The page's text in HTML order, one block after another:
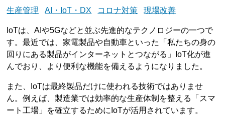
生産管理
AI・IoT・DX コロナ対策 現場改善
IoTは、AIや5Gなどと並ぶ先進的なテクノロジーの一つで
す。最近では、家電製品や自動車といった「私たちの身の
回りにある製品がインターネットとつながる」IoT化が進
んでおり、より便利な機能を備えるようになりました。
また、IoTは最終製品だけに使われる技術ではありませ
ん。例えば、製造業では効率的な生産体制を整える「スマ
ート工場」を確立するためにIoTが活用されています。